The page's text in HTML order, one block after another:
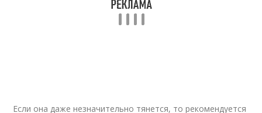
Если она даже незначительно тянется, то рекомендуется